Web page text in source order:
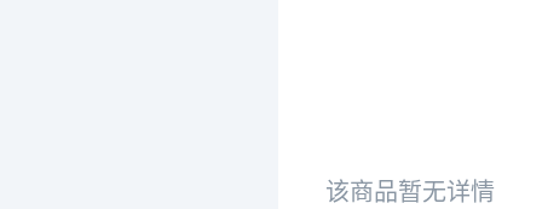
该商品暂无详情